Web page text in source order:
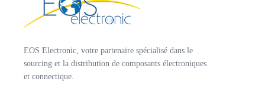
EOS Electronic, votre partenaire spécialisé dans le
sourcing et la distribution de composants électroniques
et connectique.